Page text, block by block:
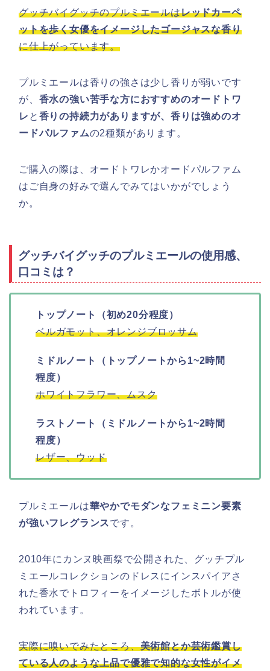
グッチバイグッチのプルミエールはレッドカーペ
ットを歩く女優をイメージしたゴージャスな香り
に仕上がっています。
プルミエールは香りの強さは少し香りが弱いです
が、 香水の強い苦手な方におすすめのオードトワ
レ と 香りの持続力がありますが、香りは強めのオ
ードパルファムの2種類があります。
ご購入の際は、オードトワレかオードパルファム
はご自身の好みで選んでみてはいかがでしょう
か。
グッチバイグッチのプルミエールの使用感、
口コミは？
トップノート（初め20分程度）
ベルガモット、オレンジブロッサム
ミドルノート（トップノートから1~2時間
程度）
ホワイトフラワー、ムスク
ラストノート（ミドルノートから1~2時間
程度）
レザー、ウッド
プルミエールは華やかでモダンなフェミニン要素
が強いフレグランスです。
2010年にカンヌ映画祭で公開された、グッチプル
ミエールコレクションのドレスにインスパイアさ
れた香水でトロフィーをイメージしたボトルが使
われています。
実際に嗅いでみたところ、美術館とか芸術鑑賞し
ている人のような上品で優雅で知的な女性がイメ